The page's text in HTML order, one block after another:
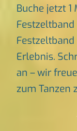
Buche jetzt 1
Erlebnis.
an – wir
zum Tanzen